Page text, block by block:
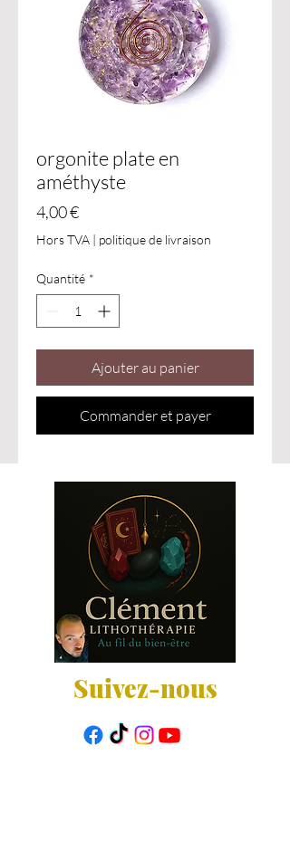
orgonite plate en
améthyste
4,00 €Prix
Hors TVA | politique de livraison
Quantité *
Ajouter au panier
Commander et payer
Suivez-nous